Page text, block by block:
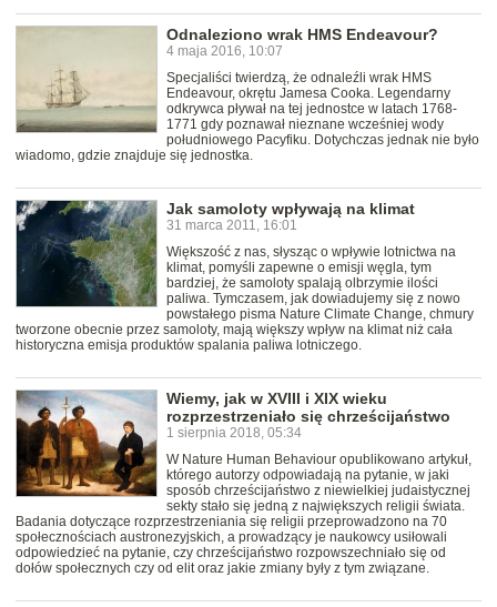
Odnaleziono wrak HMS Endeavour?
4 maja 2016, 10:07
Specjaliści twierdzą, że odnaleźli wrak HMS
Endeavour, okrętu Jamesa Cooka. Legendarny
odkrywca pływał na tej jednostce w latach 1768-
1771 gdy poznawał nieznane wcześniej wody
południowego Pacyfiku. Dotychczas jednak nie było
wiadomo, gdzie znajduje się jednostka.
Jak samoloty wpływają na klimat
31 marca 2011, 16:01
Większość z nas, słysząc o wpływie lotnictwa na
klimat, pomyśli zapewne o emisji węgla, tym
bardziej, że samoloty spalają olbrzymie ilości
paliwa. Tymczasem, jak dowiadujemy się z nowo
powstałego pisma Nature Climate Change, chmury
tworzone obecnie przez samoloty, mają większy wpływ na klimat niż cała
historyczna emisja produktów spalania paliwa lotniczego.
Wiemy, jak w XVIII i XIX wieku
rozprzestrzeniało się chrześcijaństwo
1 sierpnia 2018, 05:34
W Nature Human Behaviour opublikowano artykuł,
którego autorzy odpowiadają na pytanie, w jaki
sposób chrześcijaństwo z niewielkiej judaistycznej
sekty stało się jedną z największych religii świata.
Badania dotyczące rozprzestrzeniania się religii przeprowadzono na 70
społecznościach austronezyjskich, a prowadzący je naukowcy usiłowali
odpowiedzieć na pytanie, czy chrześcijaństwo rozpowszechniało się od
dołów społecznych czy od elit oraz jakie zmiany były z tym związane.